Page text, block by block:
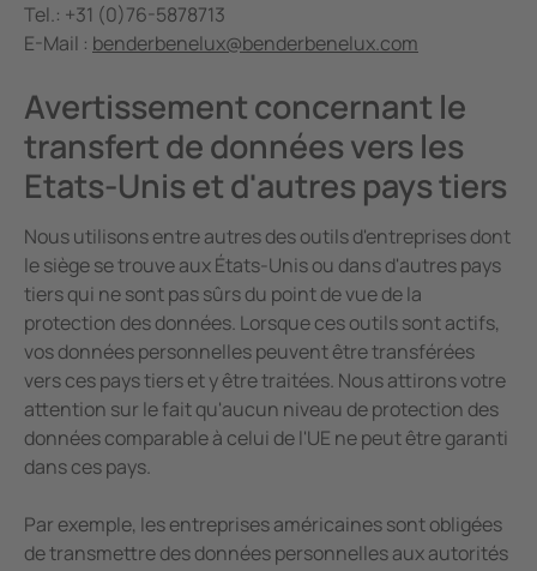
Tel.: +31 (0)76-5878713
E-Mail : benderbenelux@benderbenelux.com
Avertissement concernant le
transfert de données vers les
Etats-Unis et d'autres pays tiers
Nous utilisons entre autres des outils d'entreprises dont
le siège se trouve aux États-Unis ou dans d'autres pays
tiers qui ne sont pas sûrs du point de vue de la
protection des données. Lorsque ces outils sont actifs,
vos données personnelles peuvent être transférées
vers ces pays tiers et y être traitées. Nous attirons votre
attention sur le fait qu'aucun niveau de protection des
données comparable à celui de l'UE ne peut être garanti
dans ces pays.
Par exemple, les entreprises américaines sont obligées
de transmettre des données personnelles aux autorités